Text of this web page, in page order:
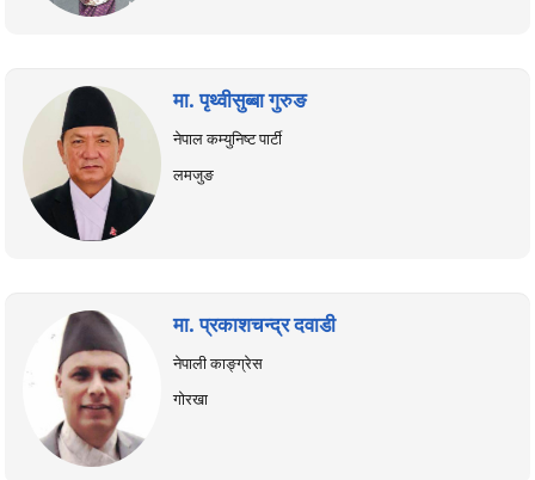
मा. पृथ्वीसुब्बा गुरुङ
नेपाल कम्युनिष्ट पार्टी
लमजुङ
मा. प्रकाशचन्द्र दवाडी
नेपाली काङ्ग्रेस
गोरखा